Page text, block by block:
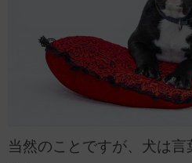
当然のことですが、犬は言